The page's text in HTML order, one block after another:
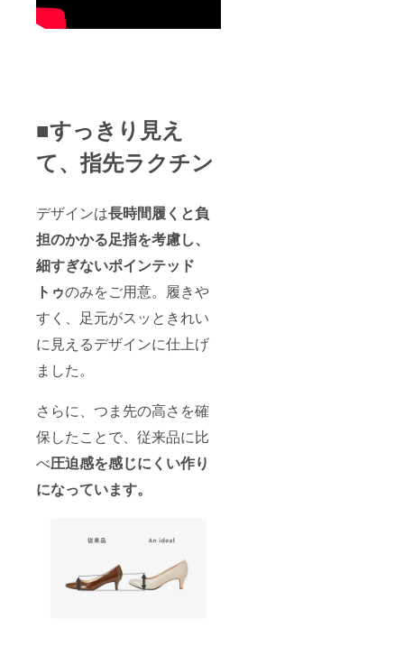
■すっきり見え
て、指先ラクチン
デザインは長時間履くと負
担のかかる足指を考慮し、
細すぎないポインテッド
トゥのみをご用意。履きや
すく、足元がスッときれい
に見えるデザインに仕上げ
ました。
さらに、つま先の高さを確
保したことで、従来品に比
べ圧迫感を感じにくい作り
になっています。